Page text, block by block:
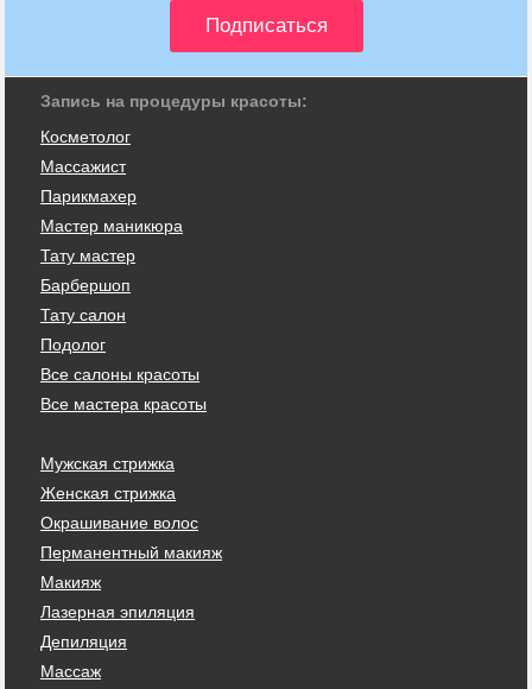
Запись на процедуры красоты:
Косметолог
Массажист
Парикмахер
Мастер маникюра
Тату мастер
Барбершоп
Тату салон
Подолог
Все салоны красоты
Все мастера красоты
Мужская стрижка
Женская стрижка
Окрашивание волос
Перманентный макияж
Макияж
Лазерная эпиляция
Депиляция
Массаж